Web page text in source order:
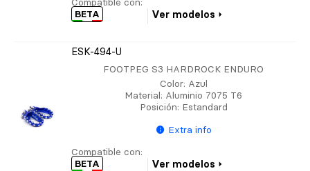
Compatible con:
BETA
Ver modelos
ESK-494-U
FOOTPEG S3 HARDROCK ENDURO
Color: Azul
Material: Aluminio 7075 T6
Posición: Estandard
Extra info
Compatible con:
BETA
Ver modelos